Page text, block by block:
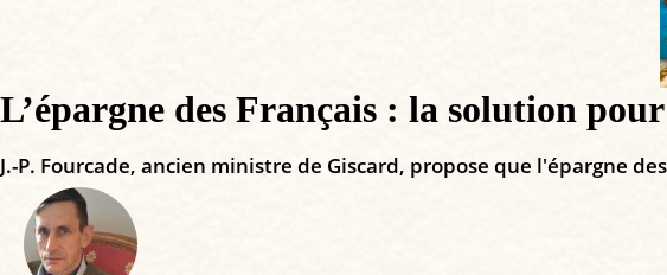
L’épargne des Français : la solution
J.-P. Fourcade, ancien ministre de Giscard, propose que l'épargne